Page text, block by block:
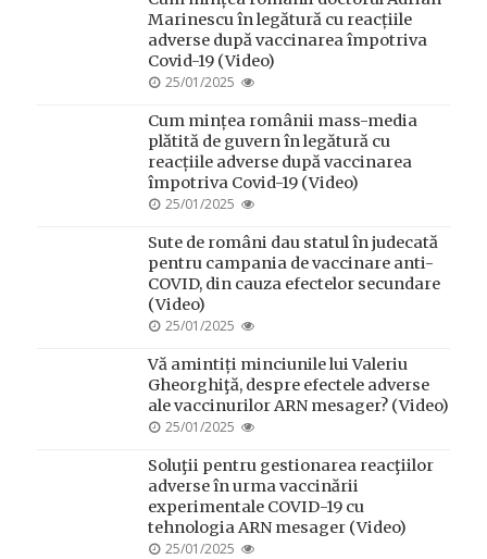
Marinescu în legătură cu reacțiile
adverse după vaccinarea împotriva
Covid-19 (Video)
POSTED
25/01/2025
Cum mințea românii mass-media
plătită de guvern în legătură cu
reacțiile adverse după vaccinarea
împotriva Covid-19 (Video)
POSTED
25/01/2025
Sute de români dau statul în judecată
pentru campania de vaccinare anti-
COVID, din cauza efectelor secundare
(Video)
POSTED
25/01/2025
Vă amintiți minciunile lui Valeriu
Gheorghiţă, despre efectele adverse
ale vaccinurilor ARN mesager? (Video)
POSTED
25/01/2025
Soluţii pentru gestionarea reacţiilor
adverse în urma vaccinării
experimentale COVID-19 cu
tehnologia ARN mesager (Video)
POSTED
25/01/2025